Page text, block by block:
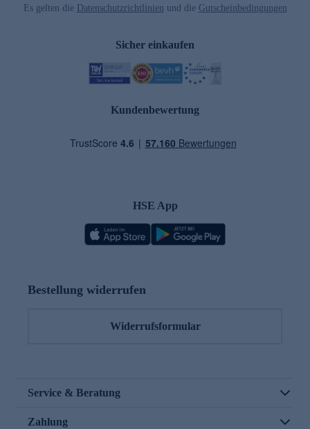
Es gelten die Datenschutzrichtlinien und die Gutscheinbedingungen
Sicher einkaufen
Kundenbewertung
HSE App
Bestellung widerrufen
Widerrufsformular
Service & Beratung
Zahlung